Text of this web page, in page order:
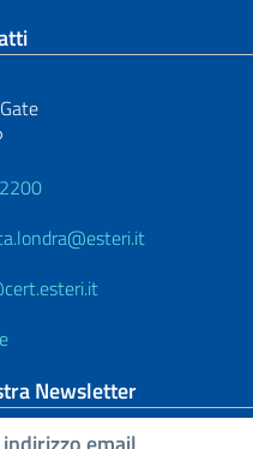
footer
Newsletter